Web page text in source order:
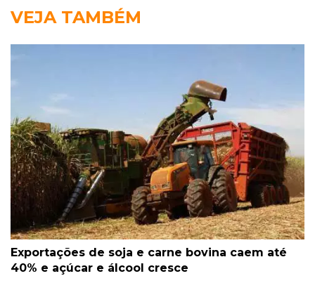
VEJA TAMBÉM
Exportações de soja e carne bovina caem até
40% e açúcar e álcool cresce